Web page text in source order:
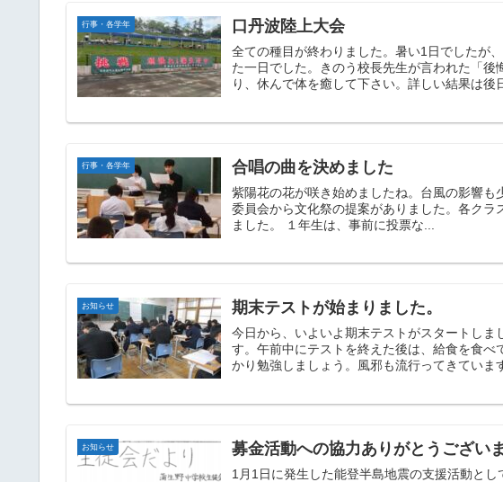
行事・各学年 口丹波陸上大会
全ての種目が終わりました。暑い1日でしたが
た一日でした。きのう校長先生が言われた「
り、休んで体を癒して下さい。詳しい結果は後
行事・各学年 合唱の曲を決めました
紫陽花の花が咲き始めましたね。台風の影響
委員会から文化祭の提案がありました。各ク
ました。 １年生は、事前に投票な...
お知らせ 期末テストが始まりました。
今日から、いよいよ期末テストがスタートし
す。午前中にテストを終えた後は、給食を食
かり勉強しましょう。風邪も流行ってきていま
お知らせ 募金活動への協力ありがとうござい
1月1日に発生した能登半島地震の支援活動と